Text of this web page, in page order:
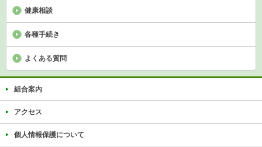
健康相談
各種手続き
よくある質問
組合案内
アクセス
個人情報保護について